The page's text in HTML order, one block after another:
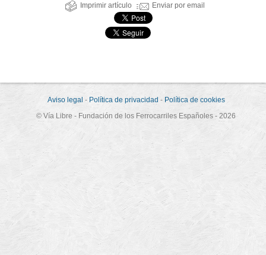
Imprimir artículo Enviar por email
Aviso legal - Política de privacidad - Política de cookies
© Vía Libre - Fundación de los Ferrocarriles Españoles - 2026